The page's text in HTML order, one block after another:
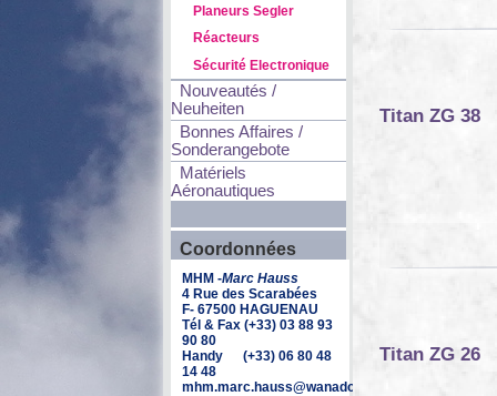
Planeurs Segler
Réacteurs
Sécurité Electronique
Nouveautés /
Neuheiten
Bonnes Affaires /
Sonderangebote
Matériels
Aéronautiques
Coordonnées
MHM -Marc Hauss
4 Rue des Scarabées
F- 67500 HAGUENAU
Tél & Fax (+33) 03 88 93
90 80
Handy (+33) 06 80 48
14 48
mhm.marc.hauss@wanadoo.fr
Titan ZG 38
Titan ZG 26